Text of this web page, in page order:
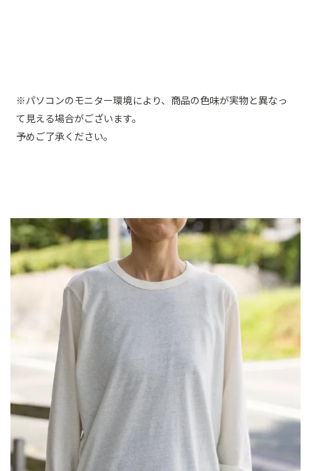
※パソコンのモニター環境により、商品の色味が実物と異なっ
て見える場合がございます。
予めご了承ください。